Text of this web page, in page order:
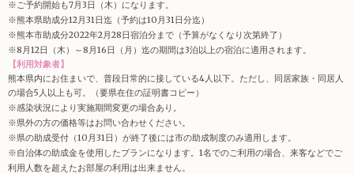
※ご予約開始も7月3日（木）になります。
※熊本県助成分12月31日迄（予約は10月31日分迄）
※熊本市助成分2022年2月28日宿泊分まで（予算がなくなり次第終了）
※8月12日（木）～8月16日（月）迄の期間は3泊以上の宿泊に適用されます。
【利用対象者】
熊本県内にお住まいで、普段日常的に接している4人以下。ただし、同居家族・同居人
の場合5人以上も可。（要県在住の証明書コピー）
※感染状況により実施期間変更の場合あり。
※県外の方の価格等はお問い合わせください。
※県の助成受付（10月31日）が終了後には市の助成制度のみ適用します。
※自治体の助成金を使用したプランになります。1名でのご利用の場合、来客などでご
利用人数を超えたお部屋の利用は出来ません。